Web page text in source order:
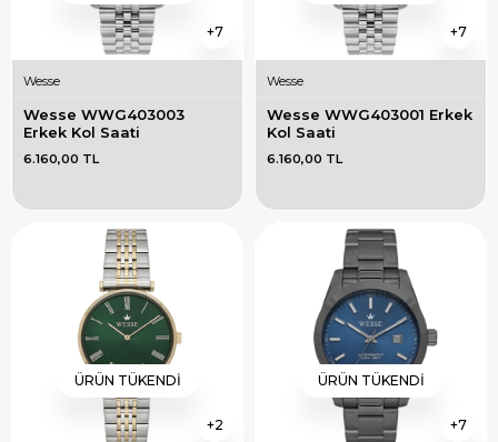
7
Wesse
Wesse WWG403003
Erkek Kol Saati
6.160,00 TL
7
Wesse
Wesse WWG403001 Erkek
Kol Saati
6.160,00 TL
2
ÜRÜN TÜKENDI
7
ÜRÜN TÜKENDI